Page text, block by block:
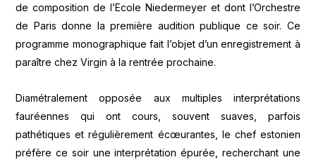
de composition de l’Ecole Niedermeyer et dont l’Orchestre
de Paris donne la première audition publique ce soir. Ce
programme monographique fait l’objet d’un enregistrement à
paraître chez Virgin à la rentrée prochaine.
Diamétralement opposée aux multiples interprétations
fauréennes qui ont cours, souvent suaves, parfois
pathétiques et régulièrement écœurantes, le chef estonien
préfère ce soir une interprétation épurée, recherchant une